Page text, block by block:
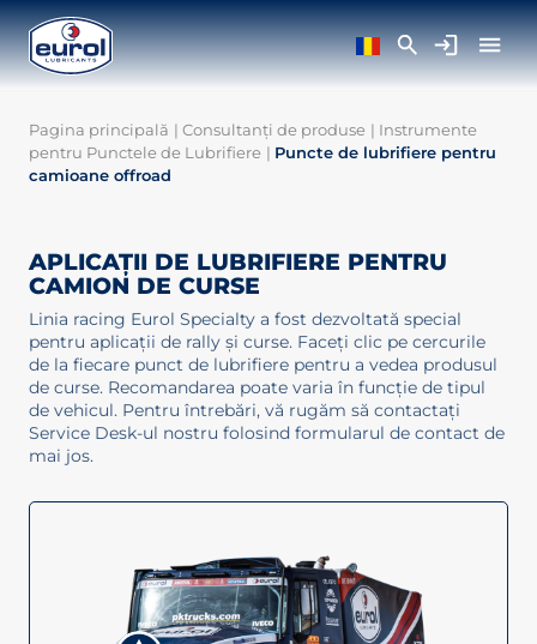
Pagina principală | Consultanți de produse | Instrumente
pentru Punctele de Lubrifiere | Puncte de lubrifiere pentru
camioane offroad
APLICAȚII DE LUBRIFIERE PENTRU
CAMION DE CURSE
Linia racing Eurol Specialty a fost dezvoltată special
pentru aplicații de rally și curse. Faceți clic pe cercurile
de la fiecare punct de lubrifiere pentru a vedea produsul
de curse. Recomandarea poate varia în funcție de tipul
de vehicul. Pentru întrebări, vă rugăm să contactați
Service Desk-ul nostru folosind formularul de contact de
mai jos.